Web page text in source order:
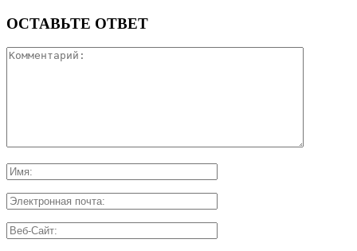
ОСТАВЬТЕ ОТВЕТ